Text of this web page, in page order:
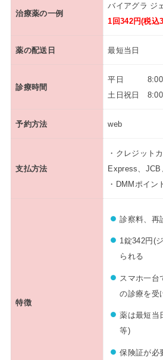
治療薬の一例
バイアグラ ジ
1回342円(税込
薬の配送日 最短当日
診療時間
平日 8:00
土日祝日
予約方法 web
支払方法
・クレジット
Express、JCB
・DMMポイン
特徴
診察料、再
1錠342円(
られる
スマホ一台
の診療を受
薬は最短当
等)
保険証が必